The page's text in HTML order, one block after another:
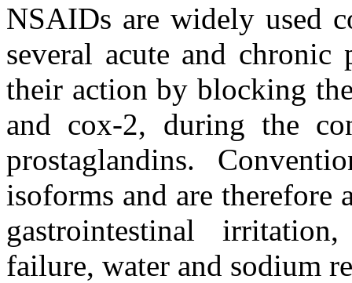
NSAIDs are widely used
several acute and
their action by blocking
and cox-2, during the
prostaglandins.
isoforms and are therefore
gastrointestinal
failure, water and sodium